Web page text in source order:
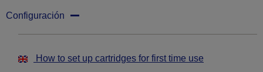
Configuración
How to set up cartridges for first time use